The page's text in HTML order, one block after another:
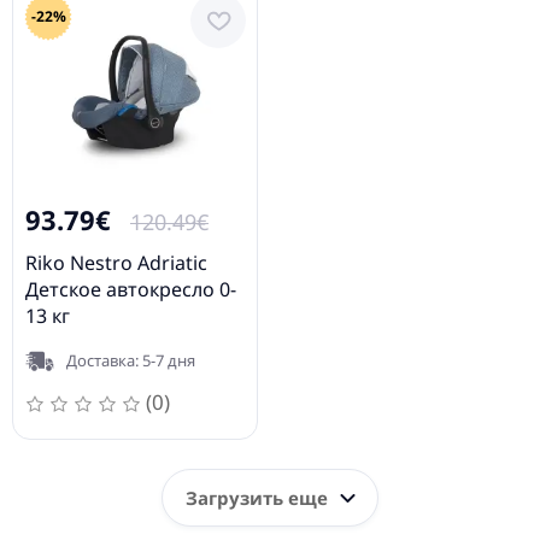
-22%
93.79€ 120.49€
Riko Nestro Adriatic
Детское автокресло 0-
13 кг
Доставка: 5-7 дня
(0)
Загрузить еще